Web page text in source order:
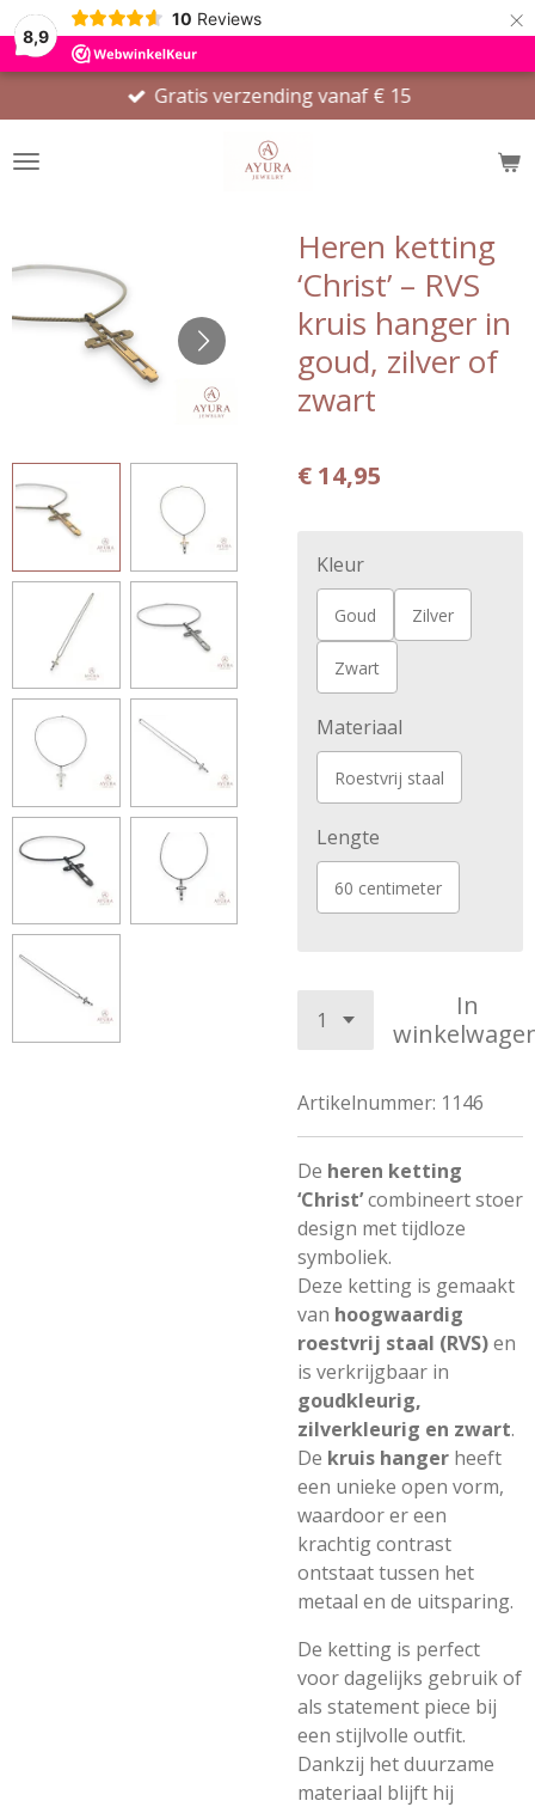
8,9
10 Reviews ×
Gratis verzending vanaf € 15
Heren ketting
‘Christ’ – RVS
kruis hanger in
goud, zilver of
zwart
€ 14,95
Kleur
Goud Zilver
Zwart
Materiaal
Roestvrij staal
Lengte
60 centimeter
In
Artikelnummer: 1146
De heren ketting
‘Christ’combineert stoer
design met tijdloze
symboliek.
Deze ketting is gemaakt
van hoogwaardig
roestvrij staal (RVS)en
is verkrijgbaar in
goudkleurig,
zilverkleurig en zwart.
De kruis hanger heeft
een unieke open vorm,
waardoor er een
krachtig contrast
ontstaat tussen het
metaal en de uitsparing.
De ketting is perfect
voor dagelijks gebruik of
als statement piece bij
een stijlvolle outfit.
Dankzij het duurzame
materiaal blijft hij